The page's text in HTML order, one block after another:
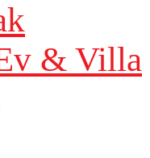
& Villa